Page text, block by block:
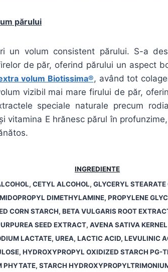
părului
un volum consistent părului. S-a
de păr, oferind părului un aspect
volum Biotissima®, având tot
vizibil mai mare firului de păr,
speciale naturale precum
vitamina E hrănesc părul în
INGREDIENTE
CETYL ALCOHOL, GLYCERYL
DIMETHYLAMINE, PROPYLENE
CORN STARCH, BETA VULGARIS ROOT
SEED EXTRACT, AVENA SATIVA
LACTATE, UREA, LACTIC ACID, LEVULINIC
HYDROXYPROPYL OXIDIZED STARCH PG-
STARCH